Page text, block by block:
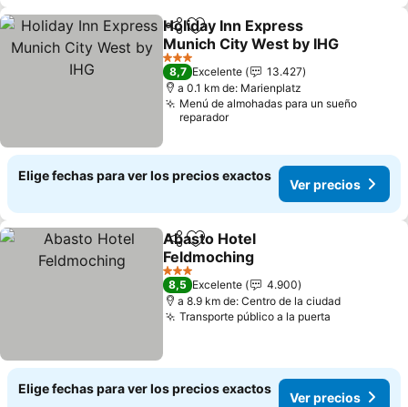
CompartirAgregar a favoritos
Holiday Inn Express
Munich City West by IHG
Ver precios
3 Estrellas
8,7 Excelente
13.427
a 0.1 km de: Marienplatz
Menú de almohadas para un sueño
reparador
Elige fechas para ver los precios exactos
Ver precios
CompartirAgregar a favoritos
Abasto Hotel
Feldmoching
Ver precios
3 Estrellas
8,5 Excelente
4.900
a 8.9 km de: Centro de la ciudad
Transporte público a la puerta
Elige fechas para ver los precios exactos
Ver precios